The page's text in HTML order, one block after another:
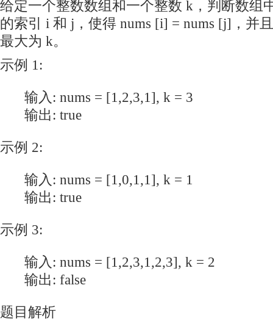
给定一个整数数组和一个整数 k，判断数组
的索引 i 和 j，使得 nums [i] = nums [j]，并
最大为 k。
示例 1:
输入: nums = [1,2,3,1], k = 3
输出: true
示例 2:
输入: nums = [1,0,1,1], k = 1
输出: true
示例 3:
输入: nums = [1,2,3,1,2,3], k = 2
输出: false
题目解析